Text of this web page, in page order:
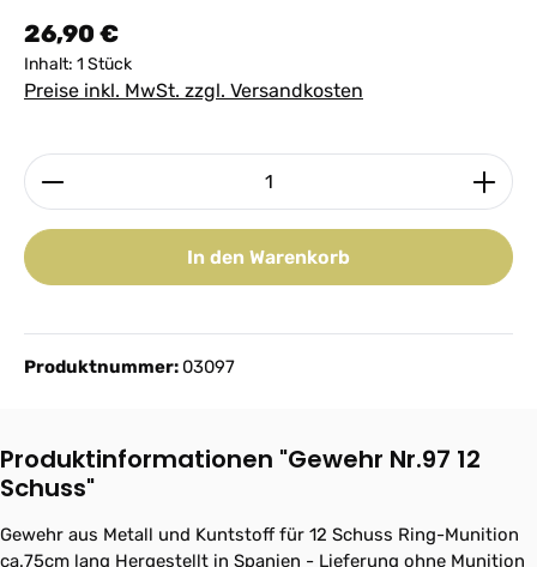
Regulärer Preis:
26,90 €
Inhalt: 1 Stück
Preise inkl. MwSt. zzgl. Versandkosten
Produkt Anzahl: Gib den gewünschten Wert ein
In den Warenkorb
Produktnummer: 03097
Produktinformationen "Gewehr Nr.97 12
Schuss"
Gewehr aus Metall und Kuntstoff für 12 Schuss Ring-Munition
ca.75cm lang Hergestellt in Spanien - Lieferung ohne Munition